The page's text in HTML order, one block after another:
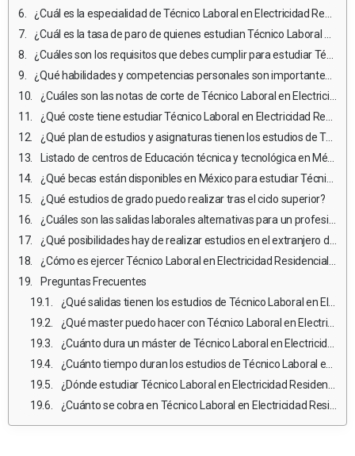
¿Cuál es la especialidad de Técnico Laboral en Electricidad Residencial e Industrial mejor pagada?
¿Cuál es la tasa de paro de quienes estudian Técnico Laboral en Electricidad Residencial e Industrial?
¿Cuáles son los requisitos que debes cumplir para estudiar Técnico Laboral en Electricidad Residencial e Industrial en México?
¿Qué habilidades y competencias personales son importantes para estudiar y ejercer Técnico Laboral en Electricidad Residencial e Industrial?
¿Cuáles son las notas de corte de Técnico Laboral en Electricidad Residencial e Industrial en México?
¿Qué coste tiene estudiar Técnico Laboral en Electricidad Residencial e Industrial?
¿Qué plan de estudios y asignaturas tienen los estudios de Técnico Laboral en Electricidad Residencial e Industrial en México?
Listado de centros de Educación técnica y tecnológica en México en donde estudiar Técnico Laboral en Electricidad Residencial e Industrial
¿Qué becas están disponibles en México para estudiar Técnico Laboral en Electricidad Residencial e Industrial?
¿Qué estudios de grado puedo realizar tras el ciclo superior?
¿Cuáles son las salidas laborales alternativas para un profesional de Técnico Laboral en Electricidad Residencial e Industrial que no desea ejercer?
¿Qué posibilidades hay de realizar estudios en el extranjero durante los estudios de Técnico Laboral en Electricidad Residencial e Industrial?
¿Cómo es ejercer Técnico Laboral en Electricidad Residencial e Industrial en el extranjero?
Preguntas Frecuentes
¿Qué salidas tienen los estudios de Técnico Laboral en Electricidad Residencial e Industrial?
¿Qué master puedo hacer con Técnico Laboral en Electricidad Residencial e Industrial?
¿Cuánto dura un máster de Técnico Laboral en Electricidad Residencial e Industrial en México?
¿Cuánto tiempo duran los estudios de Técnico Laboral en Electricidad Residencial e Industrial?
¿Dónde estudiar Técnico Laboral en Electricidad Residencial e Industrial en México pública?
¿Cuánto se cobra en Técnico Laboral en Electricidad Residencial e Industrial en México?